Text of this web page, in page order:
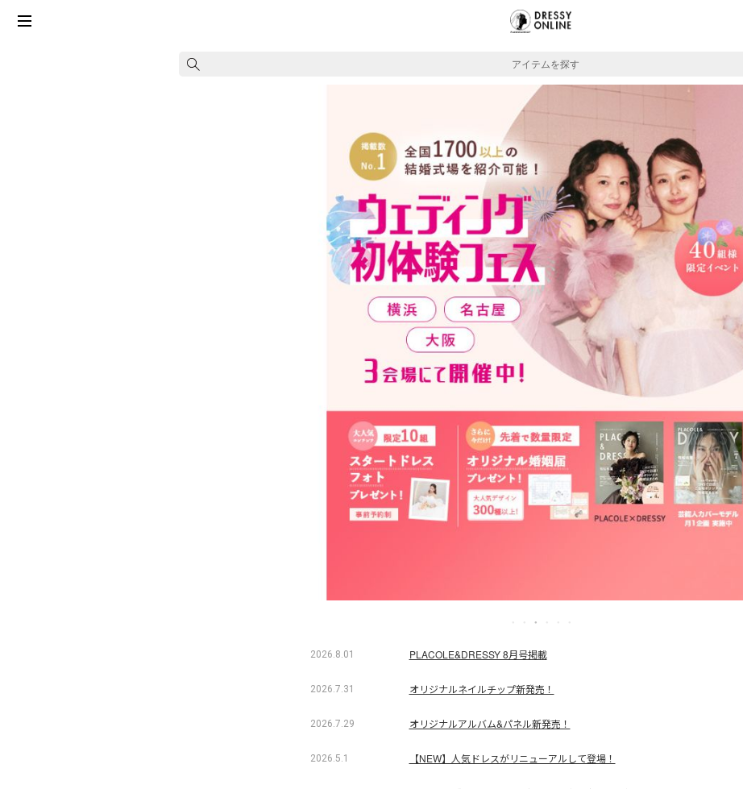
アイテムを探す
2026.8.01 PLACOLE&DRESSY 8月号掲載
2026.7.31 オリジナルネイルチップ新発売！
2026.7.29 オリジナルアルバム&パネル新発売！
2026.5.1 【NEW】人気ドレスがリニューアルして登場！